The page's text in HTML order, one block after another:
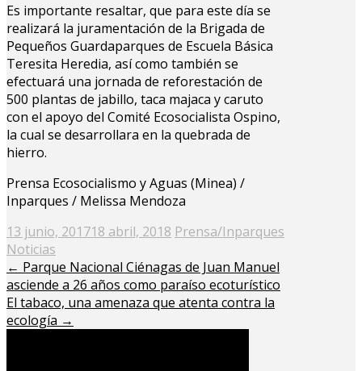
Es importante resaltar, que para este día se
realizará la juramentación de la Brigada de
Pequeños Guardaparques de Escuela Básica
Teresita Heredia, así como también se
efectuará una jornada de reforestación de
500 plantas de jabillo, taca majaca y caruto
con el apoyo del Comité Ecosocialista Ospino,
la cual se desarrollara en la quebrada de
hierro.
Prensa Ecosocialismo y Aguas (Minea) /
Inparques / Melissa Mendoza
Posted
on
13 junio, 201718 abril, 2018 Prensa/Inparques
Noticias
← Parque Nacional Ciénagas de Juan Manuel
asciende a 26 años como paraíso ecoturístico
El tabaco, una amenaza que atenta contra la
ecología →